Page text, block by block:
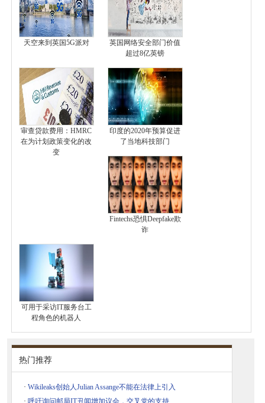
天空来到英国5G派对
英国网络安全部门价值
超过8亿英镑
审查贷款费用：HMRC
在为计划政策变化的改
变
印度的2020年预算促进
了当地科技部门
Fintechs恐惧Deepfake欺
诈
可用于采访IT服务台工
程角色的机器人
热门推荐
· Wikileaks创始人Julian Assange不能在法律上引入
· 呼吁询问邮局IT丑闻增加议会，交叉党的支持